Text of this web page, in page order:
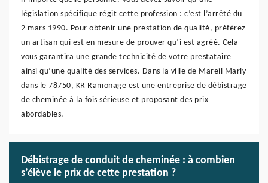
législation spécifique régit cette profession : c’est l’arrêté du
2 mars 1990. Pour obtenir une prestation de qualité, préférez
un artisan qui est en mesure de prouver qu’i est agréé. Cela
vous garantira une grande technicité de votre prestataire
ainsi qu’une qualité des services. Dans la ville de Mareil Marly
dans le 78750, KR Ramonage est une entreprise de débistrage
de cheminée à la fois sérieuse et proposant des prix
abordables.
Débistrage de conduit de cheminée : à combien
s’élève le prix de cette prestation ?